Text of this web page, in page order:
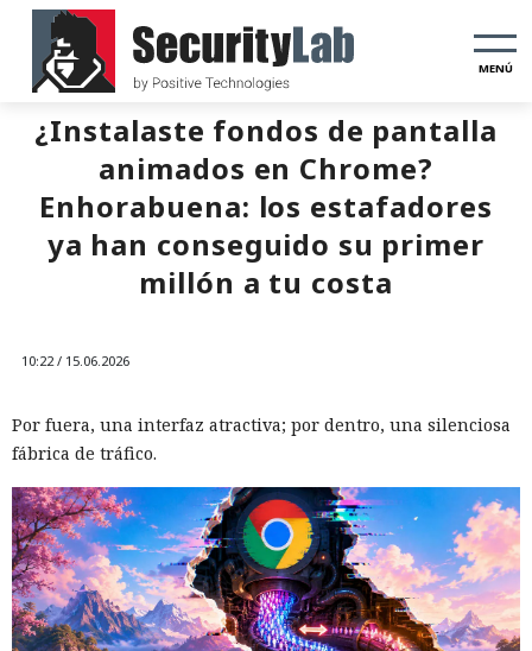
MENÚ
¿Instalaste fondos de pantalla
animados en Chrome?
Enhorabuena: los estafadores
ya han conseguido su primer
millón a tu costa
10:22 / 15.06.2026
Por fuera, una interfaz atractiva; por dentro, una silenciosa
fábrica de tráfico.